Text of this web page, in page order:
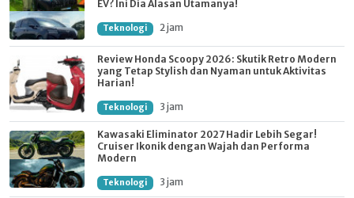
EV? Ini Dia Alasan Utamanya!
Teknologi 2 jam
Review Honda Scoopy 2026: Skutik Retro Modern
yang Tetap Stylish dan Nyaman untuk Aktivitas
Harian!
Teknologi 3 jam
Kawasaki Eliminator 2027 Hadir Lebih Segar!
Cruiser Ikonik dengan Wajah dan Performa
Modern
Teknologi 3 jam